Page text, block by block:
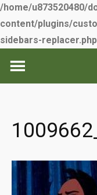
/home/u873520480/
content/plugins/
sidebars-replacer.php